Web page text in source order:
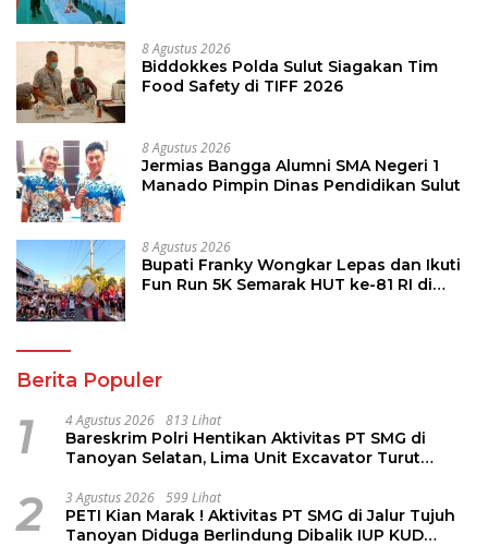
8 Agustus 2026
Biddokkes Polda Sulut Siagakan Tim
Food Safety di TIFF 2026
8 Agustus 2026
Jermias Bangga Alumni SMA Negeri 1
Manado Pimpin Dinas Pendidikan Sulut
8 Agustus 2026
Bupati Franky Wongkar Lepas dan Ikuti
Fun Run 5K Semarak HUT ke-81 RI di
Berita Populer
1 4 Agustus 2026 813 Lihat
Bareskrim Polri Hentikan Aktivitas PT SMG di
Tanoyan Selatan, Lima Unit Excavator Turut
2 3 Agustus 2026 599 Lihat
PETI Kian Marak ! Aktivitas PT SMG di Jalur Tujuh
Tanoyan Diduga Berlindung Dibalik IUP KUD